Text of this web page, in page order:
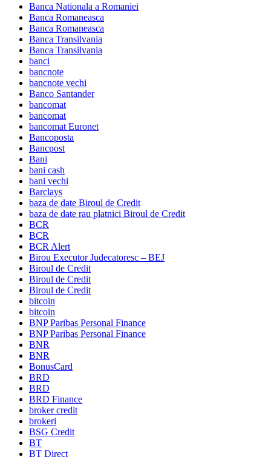
Banca Nationala a Romaniei
Banca Romaneasca
Banca Romaneasca
Banca Transilvania
Banca Transilvania
banci
bancnote
bancnote vechi
Banco Santander
bancomat
bancomat
bancomat Euronet
Bancoposta
Bancpost
Bani
bani cash
bani vechi
Barclays
baza de date Biroul de Credit
baza de date rau platnici Biroul de Credit
BCR
BCR
BCR Alert
Birou Executor Judecatoresc – BEJ
Biroul de Credit
Biroul de Credit
Biroul de Credit
bitcoin
bitcoin
BNP Paribas Personal Finance
BNP Paribas Personal Finance
BNR
BNR
BonusCard
BRD
BRD
BRD Finance
broker credit
brokeri
BSG Credit
BT
BT Direct